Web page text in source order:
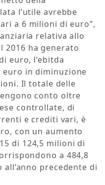
l’utile avrebbe
a 6 milioni di euro”,
relativa allo
2016 ha generato
euro, l’ebitda
euro in diminuzione
Il totale delle
conto oltre
controllate, di
e crediti vari, è
con un aumento
di 124,5 milioni di
a 484,8
precedente di